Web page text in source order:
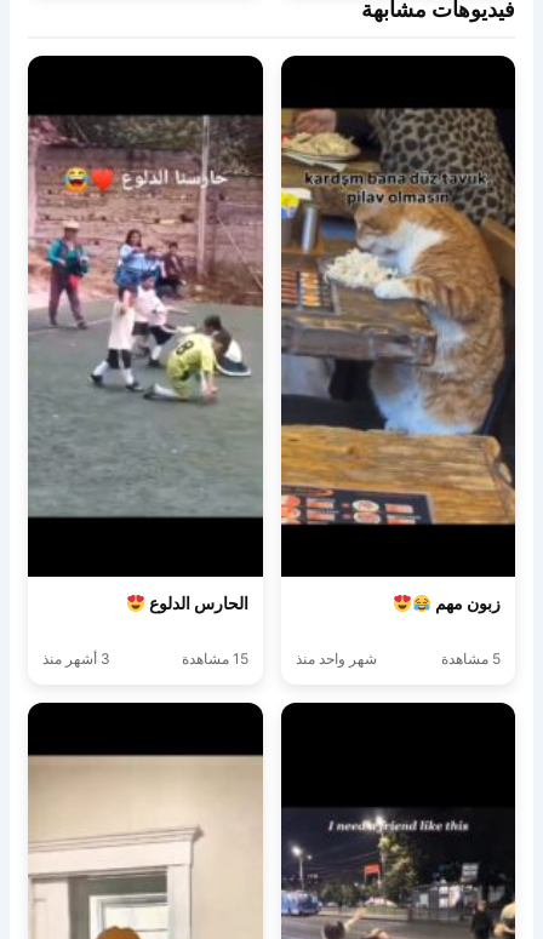
فيديوهات مشابهة
زبون مهم
5 مشاهدة شهر واحد منذ
الحارس الدلوع
15 مشاهدة 3 أشهر منذ